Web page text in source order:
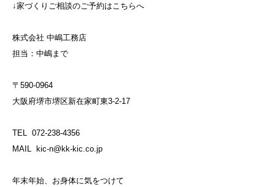
↓家づくりご相談のご予約はこちらへ
株式会社 中嶋工務店
担当：中嶋まで
〒590-0964
大阪府堺市堺区新在家町東3-2-17
TEL 072-238-4356
MAIL kic-n@kk-kic.co.jp
年末年始、お身体に気をつけて